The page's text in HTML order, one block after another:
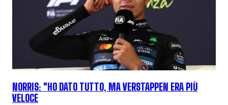
NORRIS: "HO DATO TUTTO, MA VERSTAPPEN ERA PIÙ
VELOCE